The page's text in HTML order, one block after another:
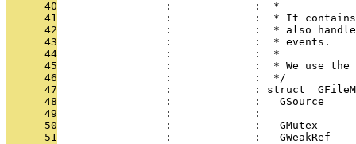
      40
                 :             :  *
      41
:             :  * It
      42
:             :  * also
      43
                 :             :  * events.
      44
                 :             :  *
      45
:             :  * We use
      46
                 :             :  */
      47
:             : struct
      48
:             :   GSource
      49
                 :             :
      50
:             :   GMutex
      51
:             :   GWeakRef